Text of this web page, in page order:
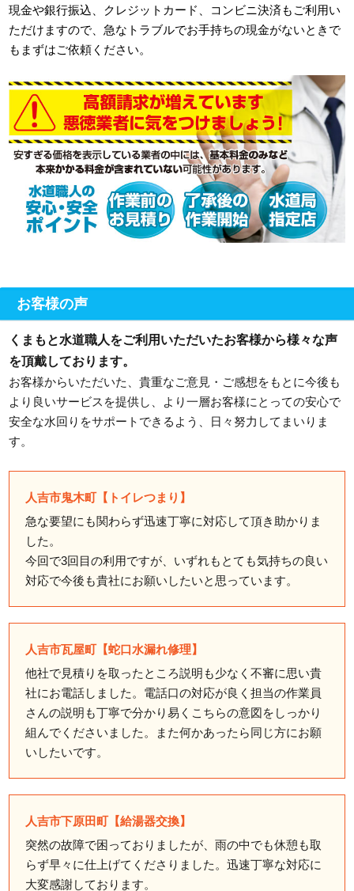
現金や銀行振込、クレジットカード、コンビニ決済もご利用い
ただけますので、急なトラブルでお手持ちの現金がないときで
もまずはご依頼ください。
お客様の声
くまもと水道職人をご利用いただいたお客様から様々な声
を頂戴しております。
お客様からいただいた、貴重なご意見・ご感想をもとに今後も
より良いサービスを提供し、より一層お客様にとっての安心で
安全な水回りをサポートできるよう、日々努力してまいりま
す。
人吉市鬼木町【トイレつまり】
急な要望にも関わらず迅速丁寧に対応して頂き助かりま
した。
今回で3回目の利用ですが、いずれもとても気持ちの良い
対応で今後も貴社にお願いしたいと思っています。
人吉市瓦屋町【蛇口水漏れ修理】
他社で見積りを取ったところ説明も少なく不審に思い貴
社にお電話しました。電話口の対応が良く担当の作業員
さんの説明も丁寧で分かり易くこちらの意図をしっかり
組んでくださいました。また何かあったら同じ方にお願
いしたいです。
人吉市下原田町【給湯器交換】
突然の故障で困っておりましたが、雨の中でも休憩も取
らず早々に仕上げてくださりました。迅速丁寧な対応に
大変感謝しております。